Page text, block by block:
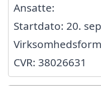
Ansatte:
Startdato: 20.
CVR: 38026631